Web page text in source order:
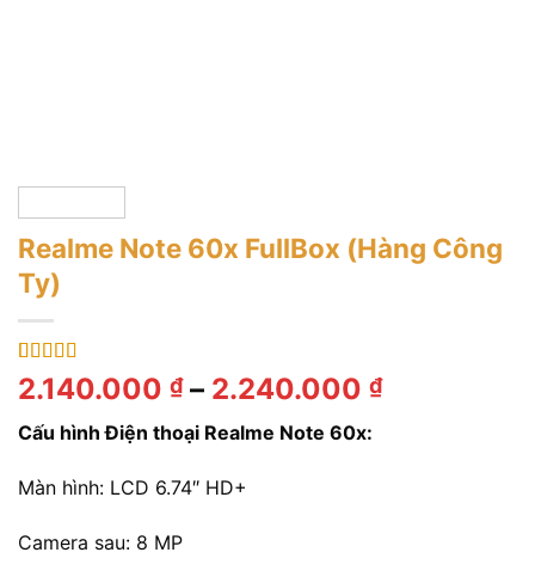
Realme Note 60x FullBox (Hàng Công
Ty)
4.00trên
5 dựa trên
1
2.140.000 ₫ – 2.240.000 ₫Khoảng
Cấu hình Điện thoại Realme Note 60x:
Màn hình: LCD 6.74″ HD+
Camera sau: 8 MP